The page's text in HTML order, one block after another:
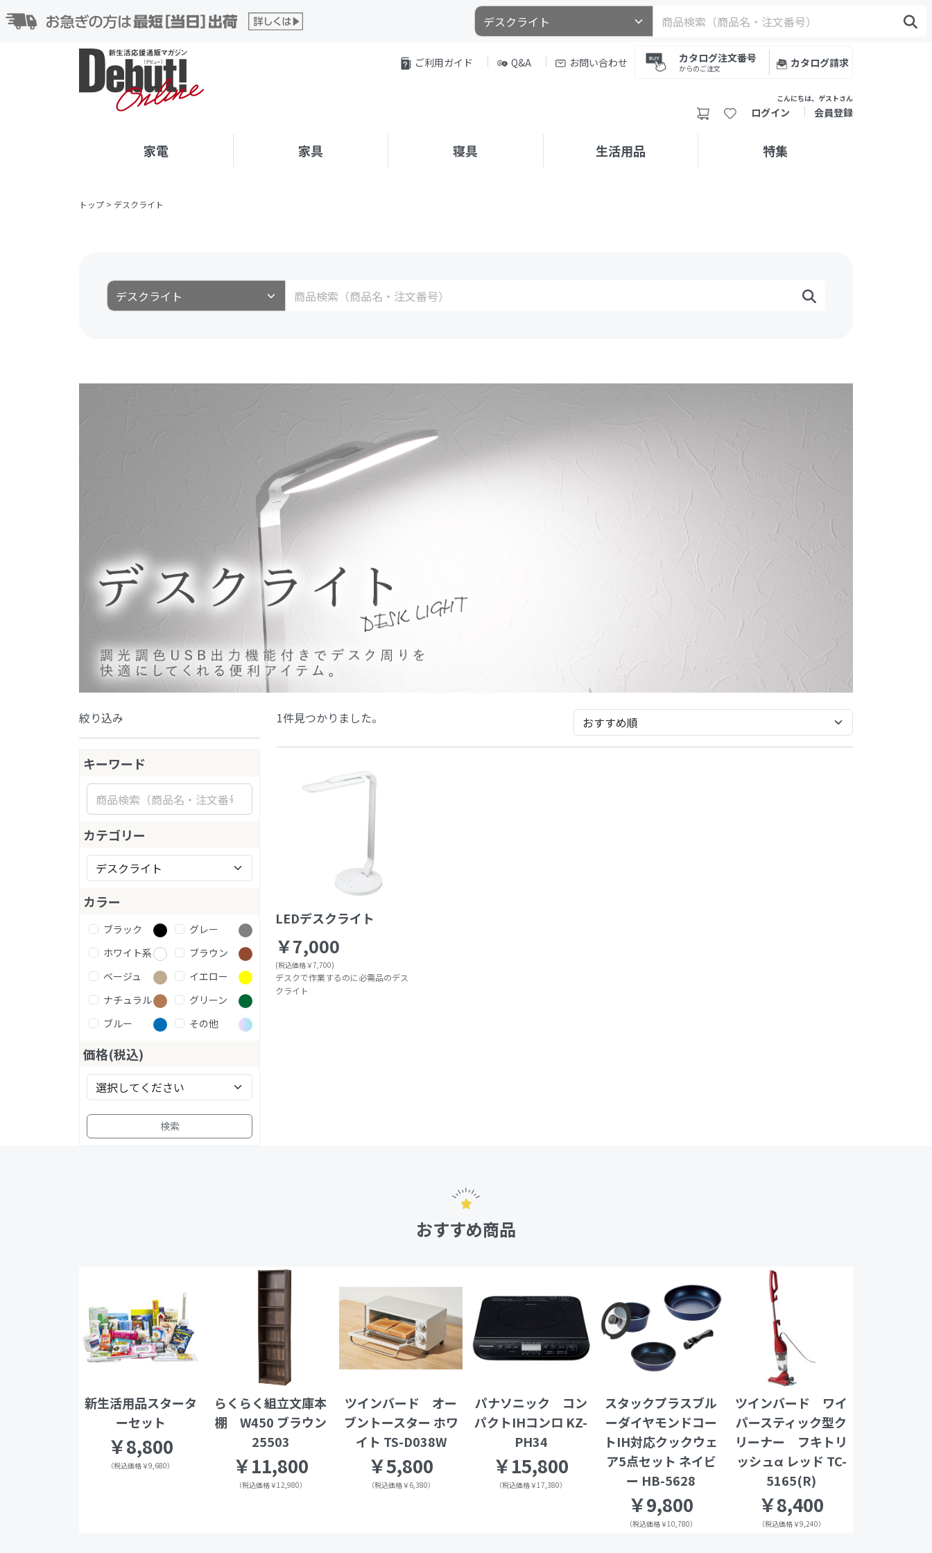
ご利用ガイド Q&A お問い合わせ カタログ注文番号
からのご注文 カタログ請求
こんにちは、ゲストさん
ログイン 会員登録
家電 家具 寝具 生活用品 特集
トップ > デスクライト
絞り込み
キーワード
カテゴリー
カラー
ブラック
グレー
ホワイト系
ブラウン
ベージュ
イエロー
ナチュラル
グリーン
ブルー
その他
価格(税込)
検索
1件見つかりました。
LEDデスクライト
￥7,000
(税込価格￥7,700)
デスクで作業するのに必需品のデス
クライト
おすすめ商品
新生活用品スタータ
ーセット
￥8,800
（税込価格￥9,680）
らくらく組立文庫本
棚 W450 ブラウン
25503
￥11,800
（税込価格￥12,980）
ツインバード オー
ブントースター ホワ
イト TS-D038W
￥5,800
（税込価格￥6,380）
パナソニック コン
パクトIHコンロ KZ-
PH34
￥15,800
（税込価格￥17,380）
スタックプラスブル
ーダイヤモンドコー
トIH対応クックウェ
ア5点セット ネイビ
ー HB-5628
￥9,800
（税込価格￥10,780）
ツインバード ワイ
パースティック型ク
リーナー フキトリ
ッシュα レッド TC-
5165(R)
￥8,400
（税込価格￥9,240）